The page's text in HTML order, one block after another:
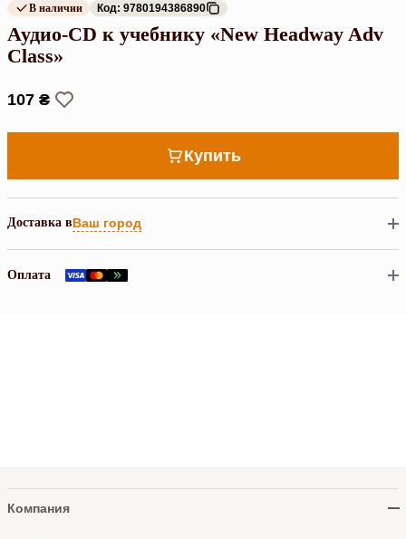
В наличии Код: 9780194386890
Аудио-CD к учебнику «New Headway Adv
Class»
107 ₴
Купить
Доставка вВаш город
Оплата
Компания